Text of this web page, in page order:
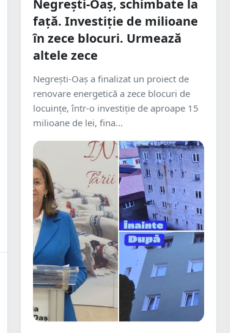
Negrești-Oaș, schimbate la
față. Investiție de milioane
în zece blocuri. Urmează
altele zece
Negrești-Oaș a finalizat un proiect de
renovare energetică a zece blocuri de
locuințe, într-o investiție de aproape 15
milioane de lei, fina...